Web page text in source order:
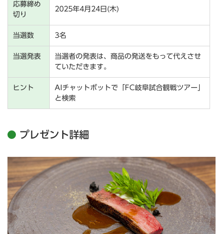
応募締め
切り
2025年4月24日(木)
当選数 3名
当選発表
当選者の発表は、商品の発送をもって代えさせ
ていただきます。
ヒント
AIチャットボットで「FC岐阜試合観戦ツアー」
と検索
プレゼント詳細